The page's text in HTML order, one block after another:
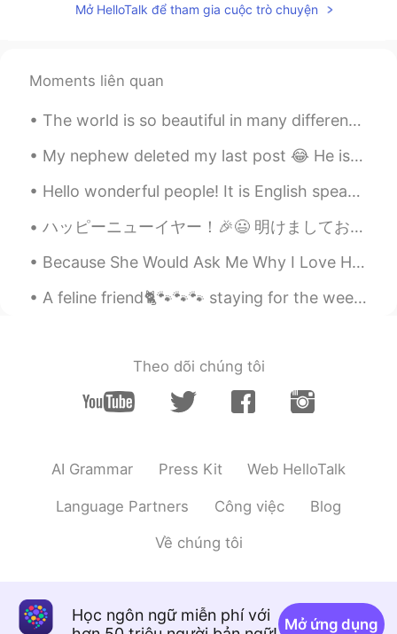
speaker to repeat what u’ve said. You
Burger Queen
EN
心。
秋韻 2020.03.19 14:13
CN
favorite 😌
die Milchstraße 2020.03.19 13:56
ist es mir langweilig.Und schon zwei
Jahre lerne ich Deutsch , ich kann nur
einfach Deutsch sprechen. Ihr Chinesisch
Clara 2020.03.19 13:34
@老攻我个人不倾向于发动态讨论时事. 接
着我上面说的话，你的需求可能就是讨论这
些，无所谓啦. 前段时间我取消关注好几个喜
说写的方式，我关注了，某一天我会因为他
们发布动态太频繁就取关了，后面又回因为
Mở HelloTalk để tham gia cuộc trò chuyện
Moments liên quan
The world is so beautiful in many different ways I love the night sky╰(*´︶`*)╯♡ (how is everyone?...
My nephew deleted my last post 😂 He is a naughty kid 😂 so i am uploading my photographs again ☺️...
Hello wonderful people! It is English speaking practice time. Send me a message if you want to ...
ハッピーニューイヤー！🎉😃 明けましておめでとうございます！⛩ みんな楽しく過ごしました？ 僕はポーランド人の友達と二人で年越しを過ごして、1日に久しぶりに神社に行ってきた⛩ その後は自分家...
Because She Would Ask Me Why I Love Her If questioning would make us wise No eyes would ever ga...
A feline friend🐈🐾🐾🐾 staying for the weekend. She's 3 months old. I'm considering getting a cat ...
Theo dõi chúng tôi
AI Grammar Press Kit Web HelloTalk
Language Partners Công việc Blog
Về chúng tôi
Học ngôn ngữ miễn phí với
Mở ứng dụng